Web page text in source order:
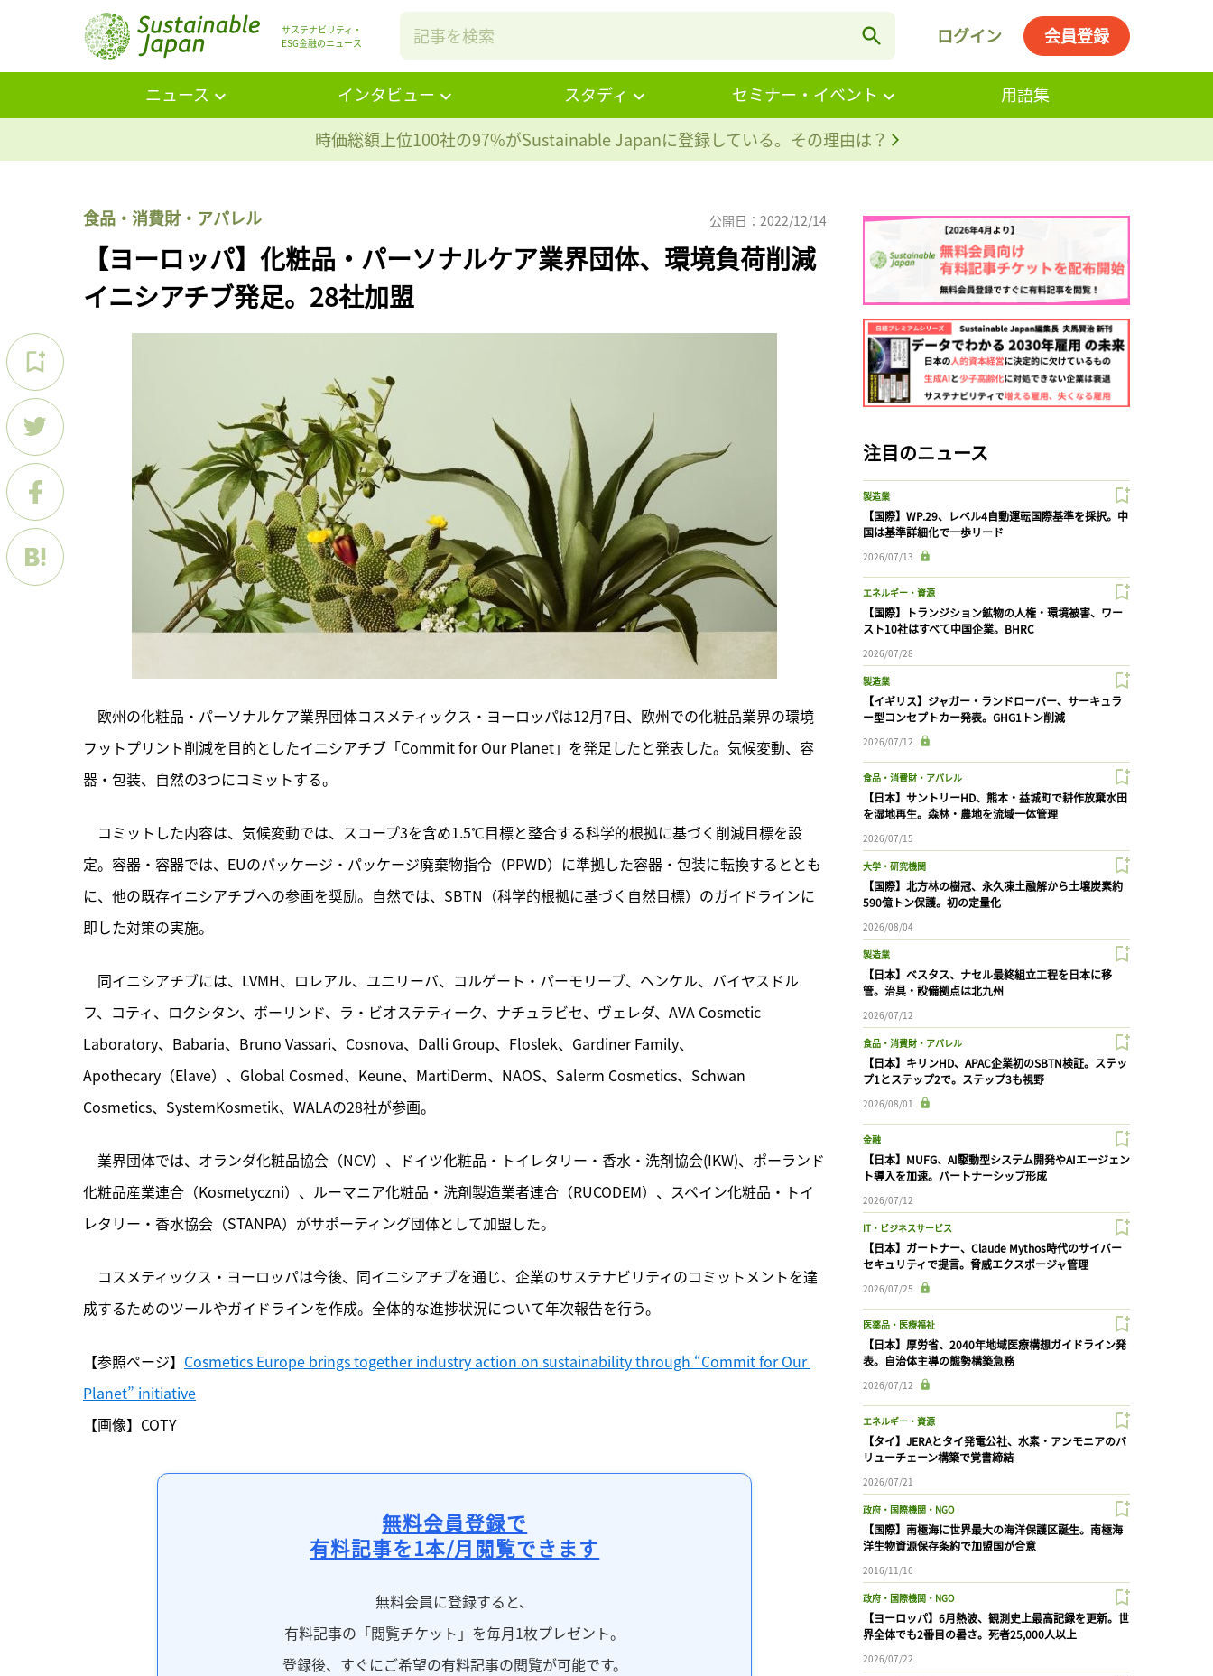
サステナビリティ・
ESG金融のニュース
ログイン 会員登録
ニュース インタビュー スタディ セミナー・イベント
用語集
時価総額上位100社の97%がSustainable Japanに登録している。その理由は？
食品・消費財・アパレル 公開日：2022/12/14
【ヨーロッパ】化粧品・パーソナルケア業界団体、環境負荷削減
イニシアチブ発足。28社加盟
欧州の化粧品・パーソナルケア業界団体コスメティックス・ヨーロッパは12月7日、欧州での化粧品業界の環境
フットプリント削減を目的としたイニシアチブ「Commit for Our Planet」を発足したと発表した。気候変動、容
器・包装、自然の3つにコミットする。
コミットした内容は、 気候変動では、スコープ3を含め1.5℃目標と整合する科学的根拠に基づく削減目標を設
定。容器・容器では、EUのパッケージ・パッケージ廃棄物指令（PPWD）に準拠した容器・包装に転換するととも
に、他の既存イニシアチブへの参画を奨励。自然では、SBTN（科学的根拠に基づく自然目標）のガイドラインに
即した対策の実施。
同イニシアチブには、LVMH、ロレアル、ユニリーバ、コルゲート・パーモリーブ、ヘンケル、バイヤスドル
フ、コティ、ロクシタン、ボーリンド、ラ・ビオステティーク、ナチュラビセ、ヴェレダ、AVA Cosmetic
Laboratory、Babaria、Bruno Vassari、Cosnova、Dalli Group、Floslek、Gardiner Family、
Apothecary（Elave）、Global Cosmed、Keune、MartiDerm、NAOS、Salerm Cosmetics、Schwan
Cosmetics、SystemKosmetik、WALAの28社が参画。
業界団体では、オランダ化粧品協会（NCV）、ドイツ化粧品・トイレタリー・香水・洗剤協会(IKW)、ポーランド
化粧品産業連合（Kosmetyczni）、ルーマニア化粧品・洗剤製造業者連合（RUCODEM）、スペイン化粧品・トイ
レタリー・香水協会（STANPA）がサポーティング団体として加盟した。
コスメティックス・ヨーロッパは今後、同イニシアチブを通じ、企業のサステナビリティのコミットメントを達
成するためのツールやガイドラインを作成。全体的な進捗状況について年次報告を行う。
【参照ページ】 Cosmetics Europe brings together industry action on sustainability through “Commit for Our
Planet” initiative
【画像】COTY
無料会員登録で
有料記事を1本/月閲覧できます
無料会員に登録すると、
有料記事の「閲覧チケット」を毎月1枚プレゼント。
登録後、すぐにご希望の有料記事の閲覧が可能です。
注目のニュース
製造業
【国際】WP.29、レベル4自動運転国際基準を採択。中
国は基準詳細化で一歩リード
2026/07/13
エネルギー・資源
【国際】トランジション鉱物の人権・環境被害、ワー
スト10社はすべて中国企業。BHRC
2026/07/28
製造業
【イギリス】ジャガー・ランドローバー、サーキュラ
ー型コンセプトカー発表。GHG1トン削減
2026/07/12
食品・消費財・アパレル
【日本】サントリーHD、熊本・益城町で耕作放棄水田
を湿地再生。森林・農地を流域一体管理
2026/07/15
大学・研究機関
【国際】北方林の樹冠、永久凍土融解から土壌炭素約
590億トン保護。初の定量化
2026/08/04
製造業
【日本】ベスタス、ナセル最終組立工程を日本に移
管。治具・設備拠点は北九州
2026/07/12
食品・消費財・アパレル
【日本】キリンHD、APAC企業初のSBTN検証。ステッ
プ1とステップ2で。ステップ3も視野
2026/08/01
金融
【日本】MUFG、AI駆動型システム開発やAIエージェン
ト導入を加速。パートナーシップ形成
2026/07/12
IT・ビジネスサービス
【日本】ガートナー、Claude Mythos時代のサイバー
セキュリティで提言。脅威エクスポージャ管理
2026/07/25
医薬品・医療福祉
【日本】厚労省、2040年地域医療構想ガイドライン発
表。自治体主導の態勢構築急務
2026/07/12
エネルギー・資源
【タイ】JERAとタイ発電公社、水素・アンモニアのバ
リューチェーン構築で覚書締結
2026/07/21
政府・国際機関・NGO
【国際】南極海に世界最大の海洋保護区誕生。南極海
洋生物資源保存条約で加盟国が合意
2016/11/16
政府・国際機関・NGO
【ヨーロッパ】6月熱波、観測史上最高記録を更新。世
界全体でも2番目の暑さ。死者25,000人以上
2026/07/22